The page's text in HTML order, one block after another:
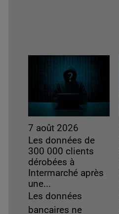
7 août 2026
Les données de
300 000 clients
dérobées à
Intermarché après
une...
Les données
bancaires ne